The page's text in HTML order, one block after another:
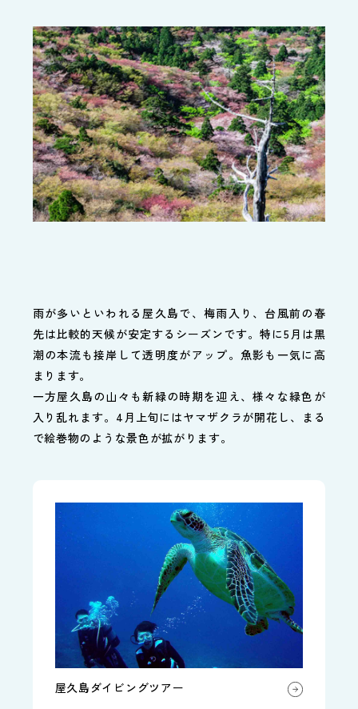
雨が多いといわれる屋久島で、梅雨入り、台風前の春
先は比較的天候が安定するシーズンです。特に5月は黒
潮の本流も接岸して透明度がアップ。魚影も一気に高
まります。
一方屋久島の山々も新緑の時期を迎え、様々な緑色が
入り乱れます。4月上旬にはヤマザクラが開花し、まる
で絵巻物のような景色が拡がります。
屋久島ダイビングツアー